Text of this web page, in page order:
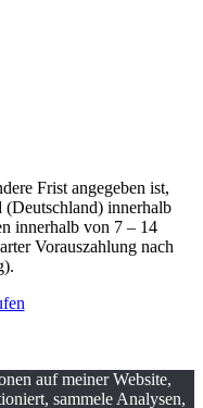
Frist angegeben ist,
innerhalb
innerhalb von 7 – 14
Vorauszahlung nach
auf meiner Website,
sammele Analysen,